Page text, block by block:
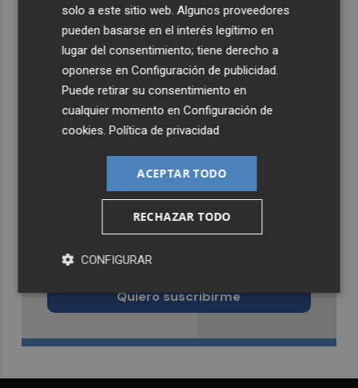
Recibe toda la actualidad de
Murcia Plaza en tu correo
Quiero suscribirme
solo a este sitio web. Algunos proveedores
pueden basarse en el interés legítimo en
lugar del consentimiento; tiene derecho a
oponerse enConfiguración de publicidad.
Puede retirar su consentimiento en
cualquier momento enConfiguración de
cookies.Política de privacidad
ACEPTAR TODO
RECHAZAR TODO
CONFIGURAR